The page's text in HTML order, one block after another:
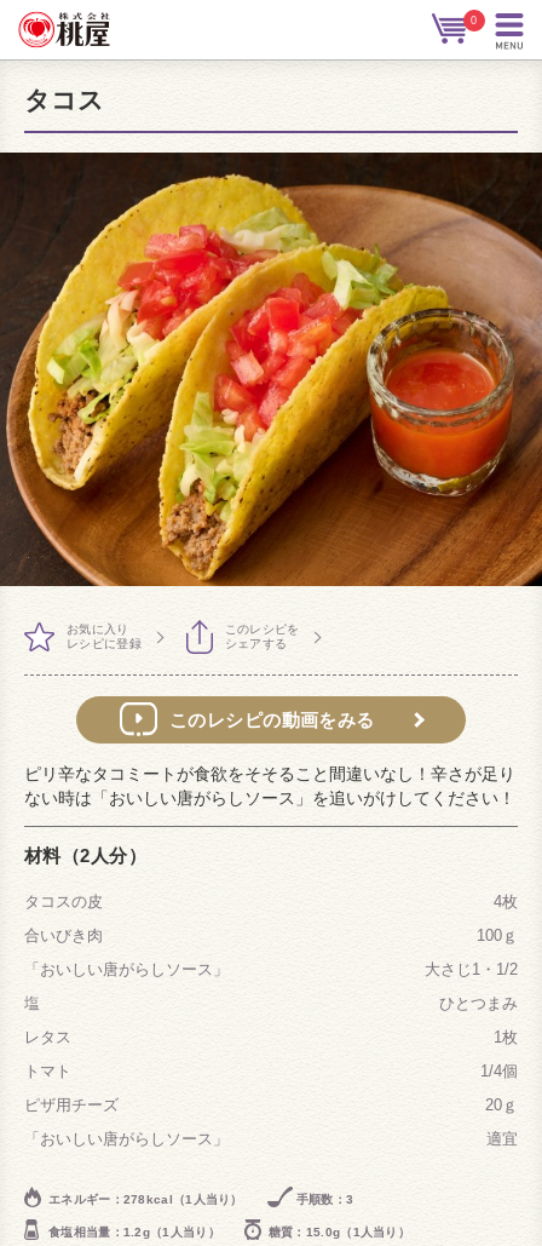
0
タコス
お気に入り
レシピに登録
このレシピを
シェアする
このレシピの動画をみる
ピリ辛なタコミートが食欲をそそること間違いなし！辛さが足り
ない時は「おいしい唐がらしソース」を追いがけしてください！
材料（2人分）
タコスの皮
4枚
合いびき肉
100ｇ
「おいしい唐がらしソース」
大さじ1・1/2
塩
ひとつまみ
レタス
1枚
トマト
1/4個
ピザ用チーズ
20ｇ
「おいしい唐がらしソース」
適宜
エネルギー：278kcal（1人当り） 手順数：3
食塩相当量：1.2g（1人当り） 糖質：15.0g（1人当り）